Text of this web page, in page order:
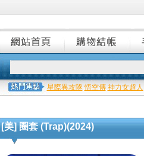
星際異攻隊 悟空傳 神力女超人
[美] 圈套 (Trap)(2024)